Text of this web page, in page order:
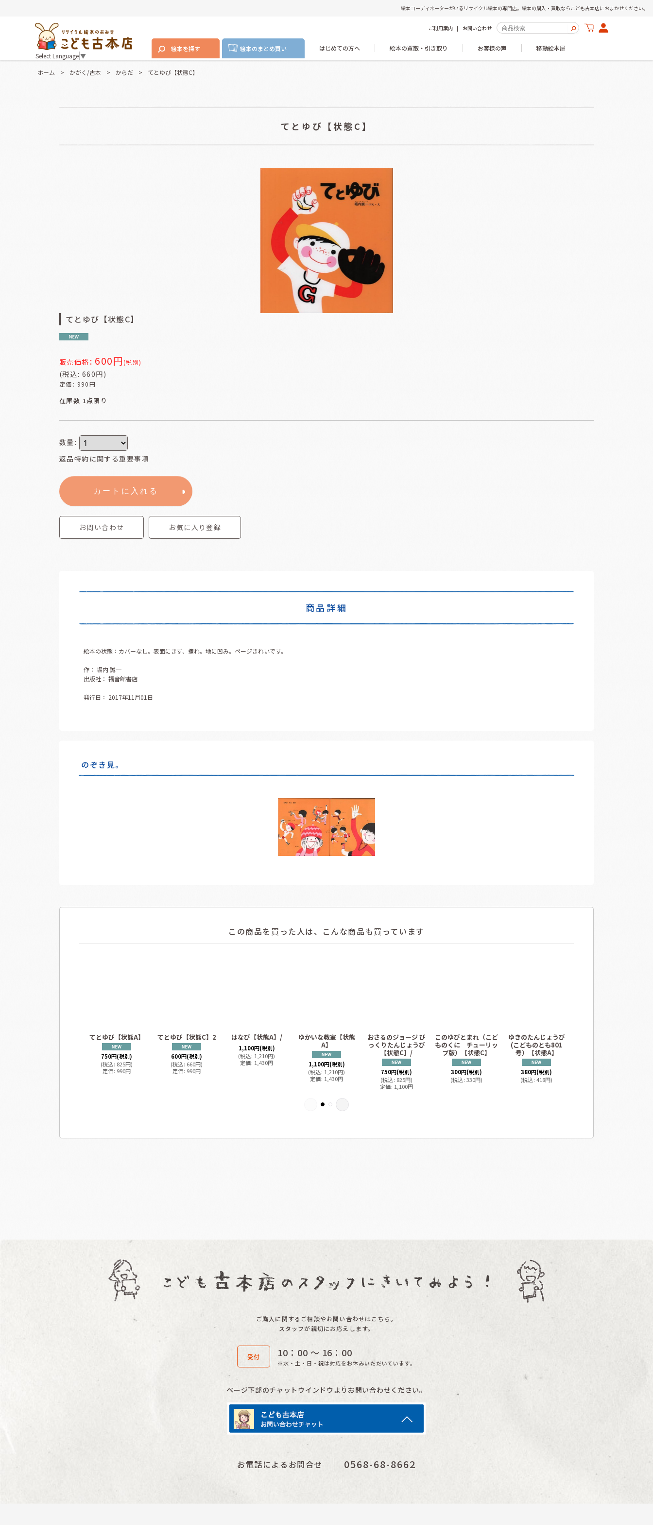
絵本コーディネーターがいるリサイクル絵本の専門店。絵本の購入・買取ならこども古本店におまかせください。
Select Language▼
ご利用案内 お問い合わせ
絵本を探す 絵本のまとめ買い はじめての方へ 絵本の買取・引き取り お客様の声 移動絵本屋
ホーム > かがく/古本 > からだ > てとゆび【状態C】
てとゆび【状態C】
てとゆび【状態C】
販売価格 : 600円(税別)
(税込: 660円)
定価 : 990円
在庫数 1点限り
数量 :
返品特約に関する重要事項
カートに入れる
お問い合わせ お気に入り登録
商品詳細
絵本の状態：カバーなし。表面にきず、擦れ。地に凹み。ページきれいです。
作： 堀内 誠一
出版社： 福音館書店
発行日： 2017年11月01日
のぞき見。
この商品を買った人は、こんな商品も買っています
てとゆび【状態A】
750円(税別)
(税込: 825円)
定価: 990円
てとゆび【状態C】2
600円(税別)
(税込: 660円)
定価: 990円
はなび【状態A】/
1,100円(税別)
(税込: 1,210円)
定価: 1,430円
ゆかいな教室【状態
A】
1,100円(税別)
(税込: 1,210円)
定価: 1,430円
おさるのジョージ び
っくりたんじょうび
【状態C】/
750円(税別)
(税込: 825円)
定価: 1,100円
このゆびとまれ（こど
ものくに チューリッ
プ版）【状態C】
300円(税別)
(税込: 330円)
ゆきのたんじょうび
(こどものとも801
号）【状態A】
380円(税別)
(税込: 418円)
ご購入に関するご相談やお問い合わせはこちら。
スタッフが親切にお応えします。
受付 10：00 〜 16：00
※水・土・日・祝は対応をお休みいただいています。
ページ下部のチャットウインドウよりお問い合わせください。
お電話によるお問合せ 0568-68-8662